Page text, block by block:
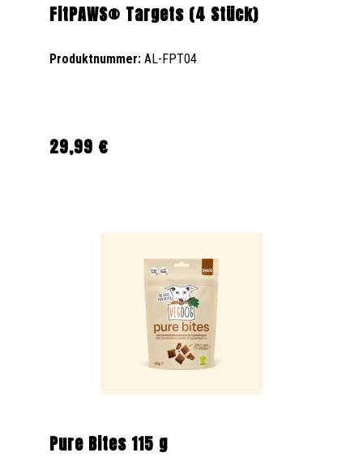
FitPAWS® Targets (4 Stück)
Produktnummer: AL-FPT04
Regulärer Preis:
29,99 €
Pure Bites 115 g